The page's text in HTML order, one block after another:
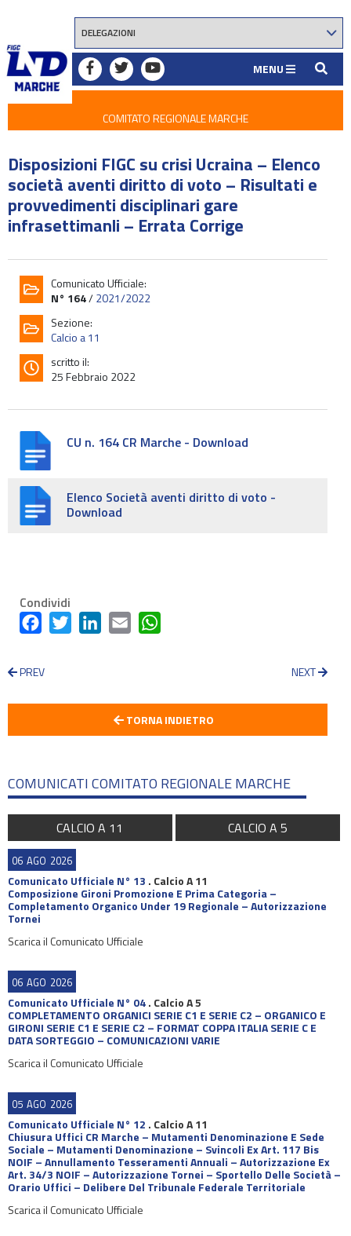
MENU
COMITATO REGIONALE MARCHE
Disposizioni FIGC su crisi Ucraina – Elenco
società aventi diritto di voto – Risultati e
provvedimenti disciplinari gare
infrasettimanli – Errata Corrige
Comunicato Ufficiale:
N° 164/2021/2022
Sezione:
Calcio a 11
scritto il:
25 Febbraio 2022
CU n. 164 CR Marche - Download
Elenco Società aventi diritto di voto -
Download
Condividi
FacebookTwitter LinkedInEmail
PREV NEXT
TORNA INDIETRO
COMUNICATI COMITATO REGIONALE MARCHE
CALCIO A 11 CALCIO A 5
06 AGO 2026
Comunicato Ufficiale N° 13 . Calcio A 11
Composizione Gironi Promozione E Prima Categoria –
Completamento Organico Under 19 Regionale – Autorizzazione
Tornei
Scarica il Comunicato Ufficiale
06 AGO 2026
Comunicato Ufficiale N° 04. Calcio A 5
COMPLETAMENTO ORGANICI SERIE C1 E SERIE C2 – ORGANICO E
GIRONI SERIE C1 E SERIE C2 – FORMAT COPPA ITALIA SERIE C E
DATA SORTEGGIO – COMUNICAZIONI VARIE
Scarica il Comunicato Ufficiale
05 AGO 2026
Comunicato Ufficiale N° 12 . Calcio A 11
Chiusura Uffici CR Marche – Mutamenti Denominazione E Sede
Sociale – Mutamenti Denominazione – Svincoli Ex Art. 117 Bis
NOIF – Annullamento Tesseramenti Annuali – Autorizzazione Ex
Art. 34/3 NOIF – Autorizzazione Tornei – Sportello Delle Società –
Orario Uffici – Delibere Del Tribunale Federale Territoriale
Scarica il Comunicato Ufficiale